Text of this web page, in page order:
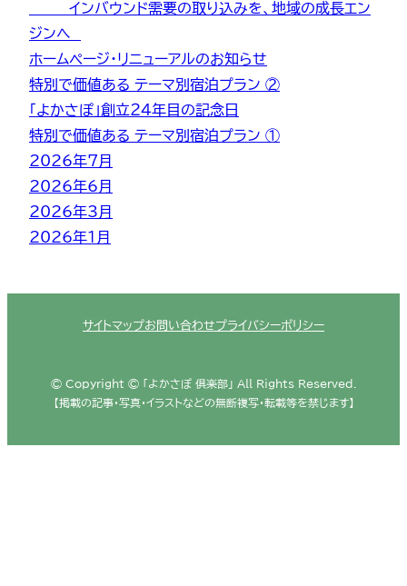
インバウンド需要の取り込みを、地域の成長エン
ジンへ
ホームページ・リニューアルのお知らせ
特別で価値ある テーマ別宿泊プラン ②
「よかさぽ」創立２４年目の記念日
特別で価値ある テーマ別宿泊プラン ①
2026年7月
2026年6月
2026年3月
2026年1月
サイトマップお問い合わせプライバシーポリシー
© Copyright © 「よかさぽ 俱楽部」 All Rights Reserved.
【掲載の記事・写真・イラストなどの無断複写・転載等を禁じます】